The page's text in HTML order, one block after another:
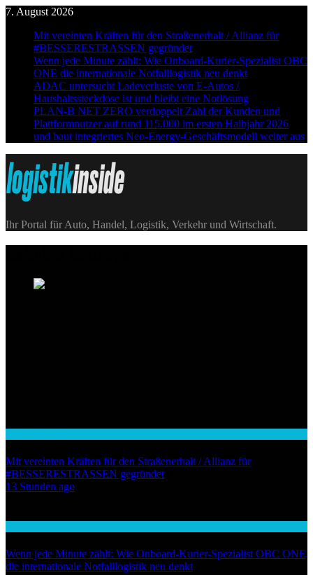
Skip
content
7. August 2026
Mit vereinten Kräften für den Straßenerhalt / Allianz für
#BESSERESTRASSEN gegründet
Wenn jede Minute zählt: Wie Onboard-Kurier-Spezialist OBC
ONE die internationale Notfalllogistik neu denkt
ADAC untersucht Ladeverluste von E-Autos /
Haushaltssteckdose ist und bleibt eine Notlösung
PLAN-B NET ZERO verdoppelt Zahl der Kunden und
Plattformnutzer auf rund 115.000 im ersten Halbjahr 2026
und baut integriertes Neo-Energy-Geschäftsmodell weiter aus
Logistik|Inside
Ihr Portal für Auto, Handel, Logistik, Verkehr und Wirtschaft.
Mit vereinten Kräften für den Straßenerhalt / Allianz für
#BESSERESTRASSEN gegründet
13 Stunden ago
Wenn jede Minute zählt: Wie Onboard-Kurier-Spezialist OBC ONE
die internationale Notfalllogistik neu denkt